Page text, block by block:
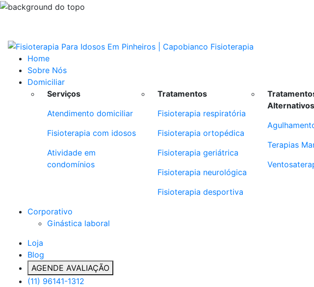
Home
Sobre Nós
Domiciliar
Serviços
Atendimento domiciliar
Fisioterapia com idosos
Atividade em
condomínios
Tratamentos
Fisioterapia respiratória
Fisioterapia ortopédica
Fisioterapia geriátrica
Fisioterapia neurológica
Fisioterapia desportiva
Alternativos
Terapias
Corporativo
Ginástica laboral
Loja
Blog
AGENDE AVALIAÇÃO
(11) 96141-1312